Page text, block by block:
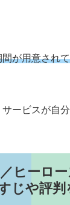
が用意され
ービスが自
／ヒーロ
じや評判